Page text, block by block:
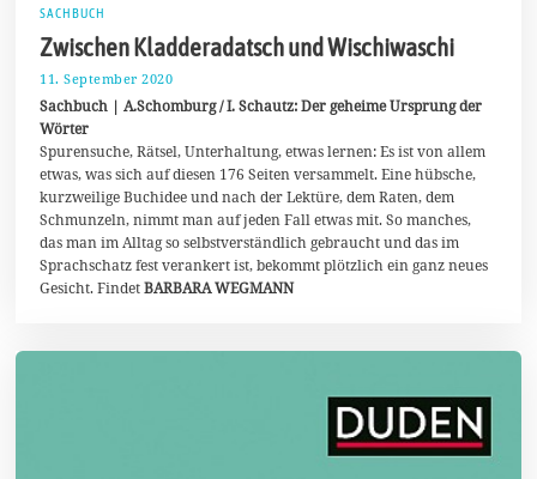
SACHBUCH
Zwischen Kladderadatsch und Wischiwaschi
11. September 2020
.
k
t
o
b
e
r
0
2
Sachbuch | A.Schomburg / I. Schautz: Der geheime Ursprung der
Wörter
Spurensuche, Rätsel, Unterhaltung, etwas lernen: Es ist von allem
etwas, was sich auf diesen 176 Seiten versammelt. Eine hübsche,
kurzweilige Buchidee und nach der Lektüre, dem Raten, dem
Schmunzeln, nimmt man auf jeden Fall etwas mit. So manches,
das man im Alltag so selbstverständlich gebraucht und das im
Sprachschatz fest verankert ist, bekommt plötzlich ein ganz neues
Gesicht. FindetBARBARA WEGMANN